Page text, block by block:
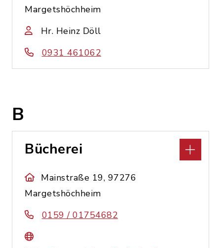
Margetshöchheim
Hr. Heinz Döll
0931 461062
B
Bücherei
Mainstraße 19, 97276
Margetshöchheim
0159 / 01754682